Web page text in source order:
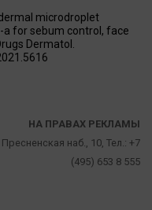
microdroplet
for sebum control, face
Dermatol.
НА ПРАВАХ РЕКЛАМЫ
наб., 10, Тел.: +7
(495) 653 8 555